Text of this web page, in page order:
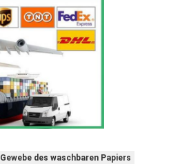
Gewebe des waschbaren Papiers